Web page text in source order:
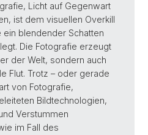
Licht auf Gegenwart
ist dem visuellen Overkill
blendender Schatten
Die Fotografie erzeugt
der Welt, sondern auch
Flut. Trotz – oder gerade
von Fotografie,
Bildtechnologien,
Verstummen
im Fall des